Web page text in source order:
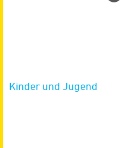
Kinder und Jugend